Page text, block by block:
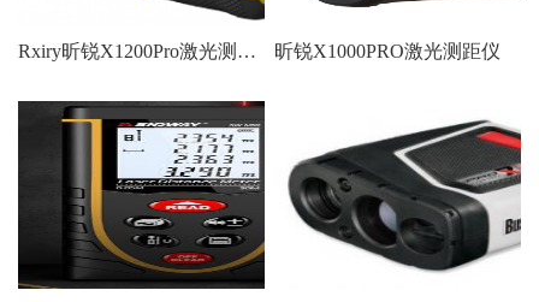
Rxiry昕锐X1200Pro激光测距仪 昕锐X1000PRO激光测距仪